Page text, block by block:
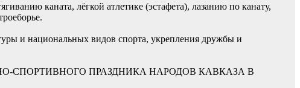
каната, лёгкой атлетике (эстафета), лазанию по канату,
и национальных видов спорта, укрепления дружбы и
СПОРТИВНОГО ПРАЗДНИКА НАРОДОВ КАВКАЗА В